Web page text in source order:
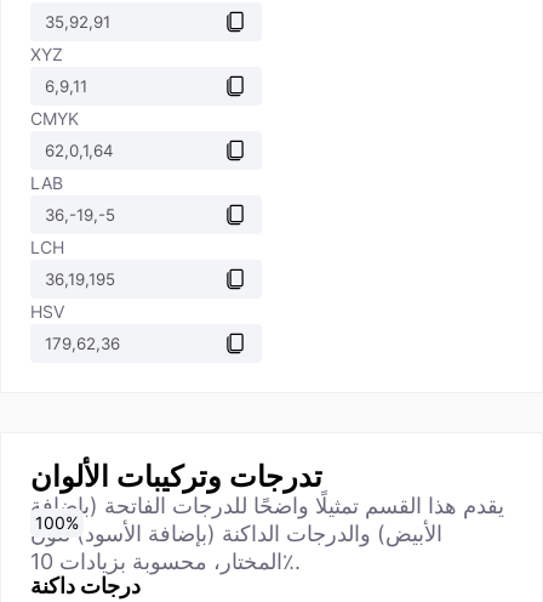
XYZ
CMYK
LAB
LCH
HSV
تدرجات وتركيبات الألوان
يقدم هذا القسم تمثيلًا واضحًا للدرجات الفاتحة (بإضافة
الأبيض) والدرجات الداكنة (بإضافة الأسود) للون
المختار، محسوبة بزيادات 10٪.
درجات داكنة
0%
10%
20%
30%
40%
50%
60%
70%
80%
90%
100%